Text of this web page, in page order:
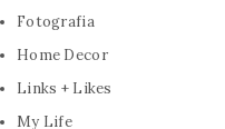
Fotografia
Home Decor
Links + Likes
My Life